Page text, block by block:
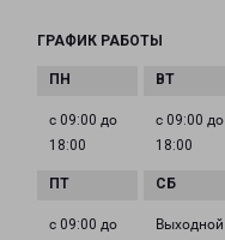
ГРАФИК РАБОТЫ
с 09:00 до
18:00
с 09:00 до
18:00
с 09:00 до
Выходной